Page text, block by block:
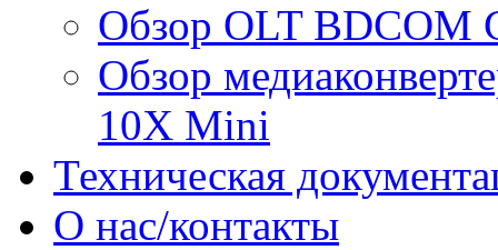
Обзор OLT BDCOM
Обзор
10X Mini
Техническая
О нас/контакты